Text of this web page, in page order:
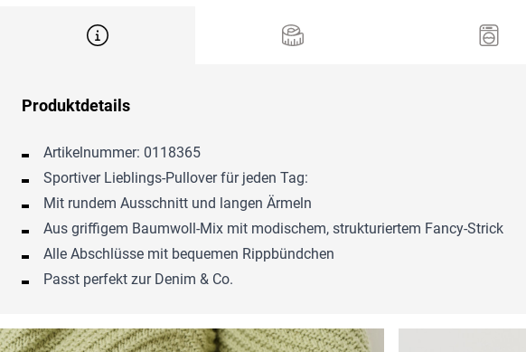
Produktdetails
Artikelnummer: 0118365
Sportiver Lieblings-Pullover für jeden Tag:
Mit rundem Ausschnitt und langen Ärmeln
Aus griffigem Baumwoll-Mix mit modischem, strukturiertem Fancy-Strick
Alle Abschlüsse mit bequemen Rippbündchen
Passt perfekt zur Denim & Co.